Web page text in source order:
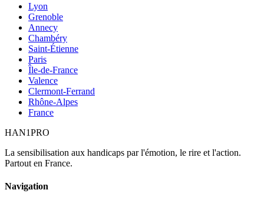
Lyon
Grenoble
Annecy
Chambéry
Saint-Étienne
Paris
Île-de-France
Valence
Clermont-Ferrand
Rhône-Alpes
France
HAN1PRO
La sensibilisation aux handicaps par l'émotion, le rire et l'action.
Partout en France.
Navigation